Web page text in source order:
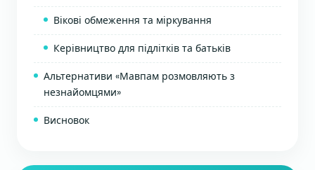
Вікові обмеження та міркування
Керівництво для підлітків та батьків
Альтернативи «Мавпам розмовляють з
незнайомцями»
Висновок